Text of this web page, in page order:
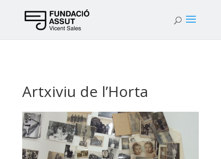
Artxiviu de l’Horta